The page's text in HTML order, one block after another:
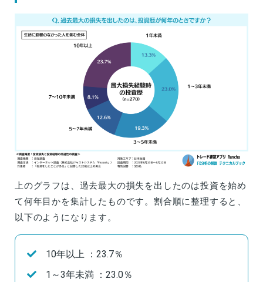
上のグラフは、過去最大の損失を出したのは投資を始め
て何年目かを集計したものです。割合順に整理すると、
以下のようになります。
10年以上 ：23.7％
1～3年未満 ：23.0％